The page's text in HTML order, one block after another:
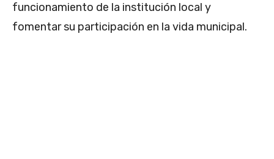
funcionamiento de la institución local y
fomentar su participación en la vida municipal.